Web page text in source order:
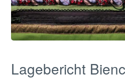
Lagebericht